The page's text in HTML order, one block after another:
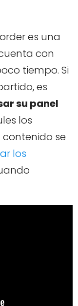
es una
con
tiempo. Si
es
su panel
los
se
los